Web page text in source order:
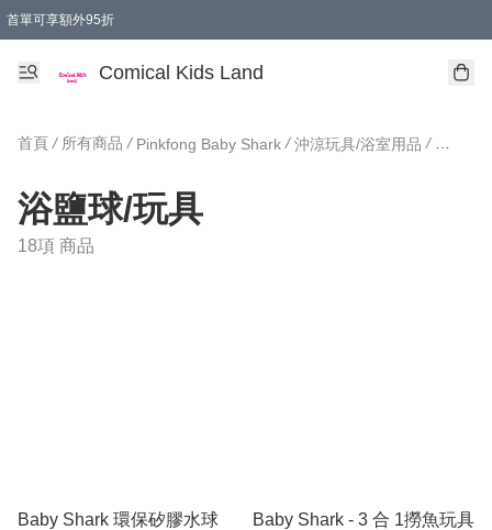
首單可享額外95折
Comical Kids Land
首頁 / 所有商品 / Pinkfong Baby Shark / 沖涼玩具/浴室用品 / 浴鹽球/
浴鹽球/玩具
18項 商品
Baby Shark 環保矽膠水球
Baby Shark - 3 合 1撈魚玩具